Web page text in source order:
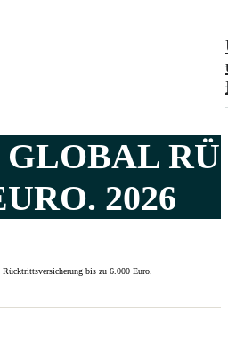
2026
bis zu 6.000 Euro.